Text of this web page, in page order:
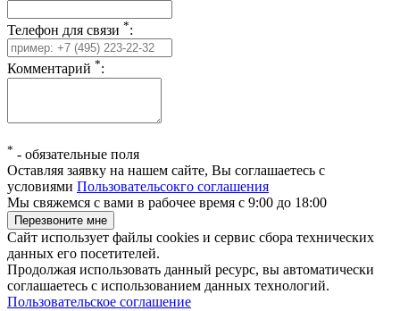
Телефон для связи *:
Комментарий *:
* - обязательные поля
Оставляя заявку на нашем сайте, Вы соглашаетесь с
условиями Пользовательсокго соглашения
Мы свяжемся с вами в рабочее время с 9:00 до 18:00
Сайт использует файлы cookies и сервис сбора технических
данных его посетителей.
Продолжая использовать данный ресурс, вы автоматически
соглашаетесь с использованием данных технологий.
Пользовательское соглашение